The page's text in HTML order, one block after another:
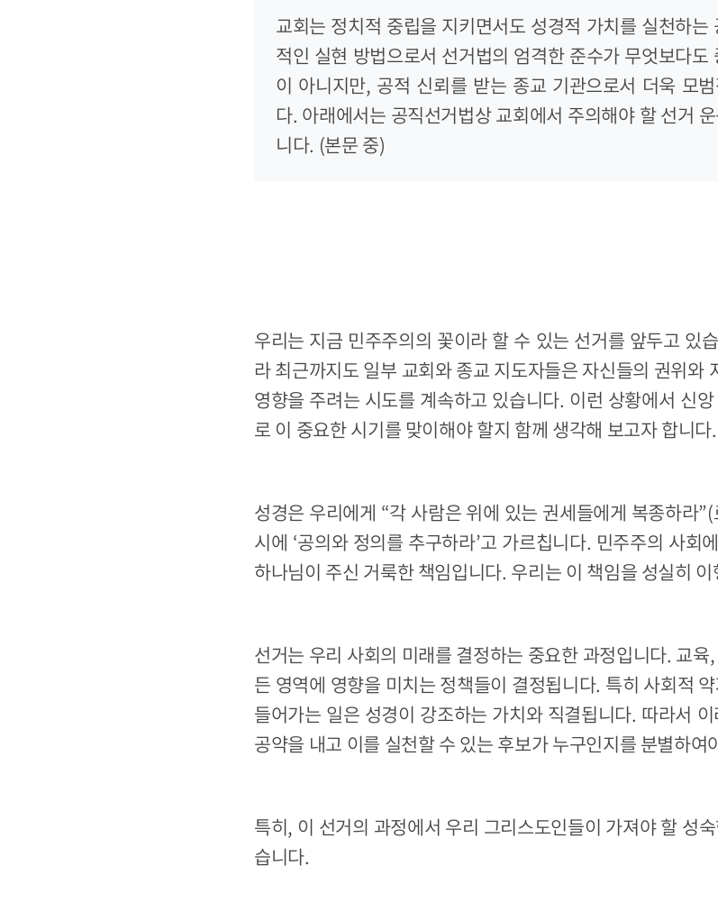
교회는 정치적 중립을 지키면서도 성경적 가치를 실천하
적인 실현 방법으로서 선거법의 엄격한 준수가 무엇보다
이 아니지만, 공적 신뢰를 받는 종교 기관으로서 더욱 모
다. 아래에서는 공직선거법상 교회에서 주의해야 할 선거
니다. (본문 중)
우리는 지금 민주주의의 꽃이라 할 수 있는 선거를 앞두고 있
라 최근까지도 일부 교회와 종교 지도자들은 자신들의 권위와
영향을 주려는 시도를 계속하고 있습니다. 이런 상황에서 신
로 이 중요한 시기를 맞이해야 할지 함께 생각해 보고자 합니다.
성경은 우리에게 “각 사람은 위에 있는 권세들에게 복종하라
시에 ‘공의와 정의를 추구하라’고 가르칩니다. 민주주의 사회
하나님이 주신 거룩한 책임입니다. 우리는 이 책임을 성실히
선거는 우리 사회의 미래를 결정하는 중요한 과정입니다. 교
든 영역에 영향을 미치는 정책들이 결정됩니다. 특히 사회적
들어가는 일은 성경이 강조하는 가치와 직결됩니다. 따라서
공약을 내고 이를 실천할 수 있는 후보가 누구인지를 분별하여
특히, 이 선거의 과정에서 우리 그리스도인들이 가져야 할 성
습니다.